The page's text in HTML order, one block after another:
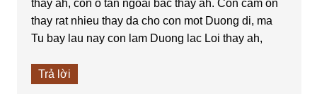
thay ah, con o tan ngoai bac thay ah. Con cam on
thay rat nhieu thay da cho con mot Duong di, ma
Tu bay lau nay con lam Duong lac Loi thay ah,
Trả lời